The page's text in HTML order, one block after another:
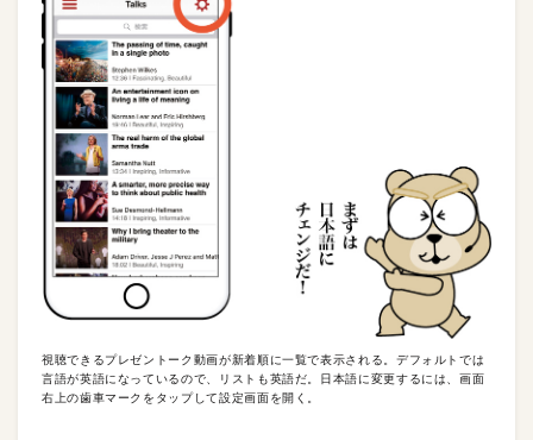
視聴できるプレゼントーク動画が新着順に一覧で表示される。デフォルトでは
言語が英語になっているので、リストも英語だ。日本語に変更するには、画面
右上の歯車マークをタップして設定画面を開く。